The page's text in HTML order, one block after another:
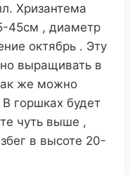
Хризантема
45см , диаметр
октябрь . Эту
выращивать в
же можно
горшках будет
чуть выше ,
в высоте 20-